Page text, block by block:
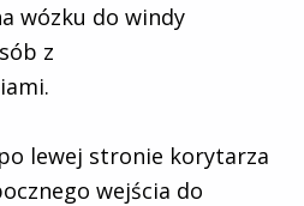
wózku do windy
z
lewej stronie korytarza
wejścia do